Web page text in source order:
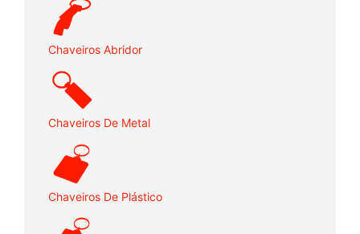
Chaveiros Abridor
Chaveiros De Metal
Chaveiros De Plástico